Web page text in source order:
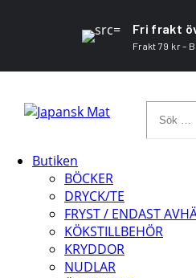
Fri frakt
Frakt 79 kr –
Butiken
BÖCKER
DRYCK/TE
FRYST / ENDAST
KÖKSTILLBEHÖR
KRYDDOR
NUDLAR